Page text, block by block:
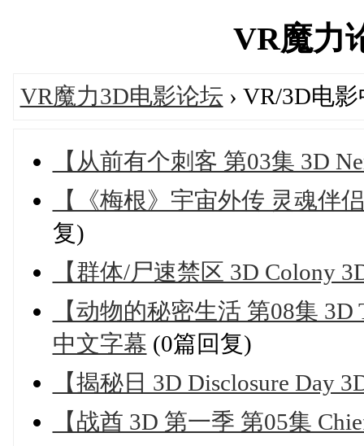
VR魔力
VR魔力3D电影论坛 › VR/3D电
【从前有个刺客 第03集 3D
【《梅根》宇宙外传 灵魂伴
复)
【群体/尸速禁区 3D Colony
【动物的秘密生活 第08集 3D
中文字幕 (0篇回复)
【揭秘日 3D Disclosure Day
【战酋 3D 第一季 第05集